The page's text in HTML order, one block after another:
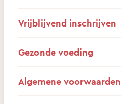
Vrijblijvend inschrijven
Gezonde voeding
Algemene voorwaarden